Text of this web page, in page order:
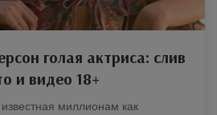
голая актриса: слив
и видео 18+
миллионам как